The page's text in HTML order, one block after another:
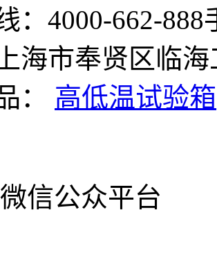
：4000-662-888
海市奉贤区临
： 高低温试验箱
信公众平台